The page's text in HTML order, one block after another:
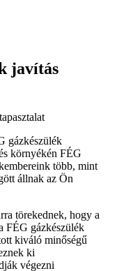
javítás
gázkészülék
környékén FÉG
több, mint
állnak az Ön
törekednek, hogy a
FÉG gázkészülék
kiváló minőségű
ki
végezni